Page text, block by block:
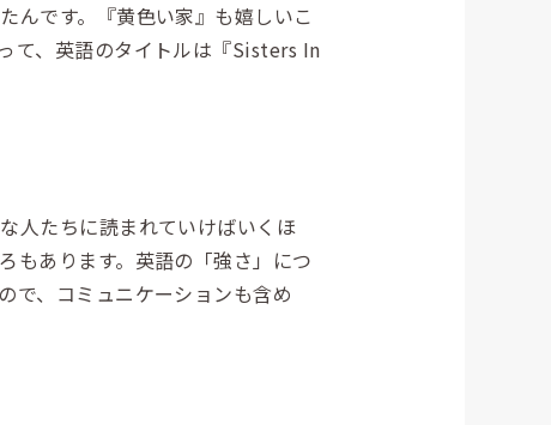
んです。『黄色い家』も嬉しいこ
て、英語のタイトルは『Sisters In
人たちに読まれていけばいくほ
もあります。英語の「強さ」につ
で、コミュニケーションも含め